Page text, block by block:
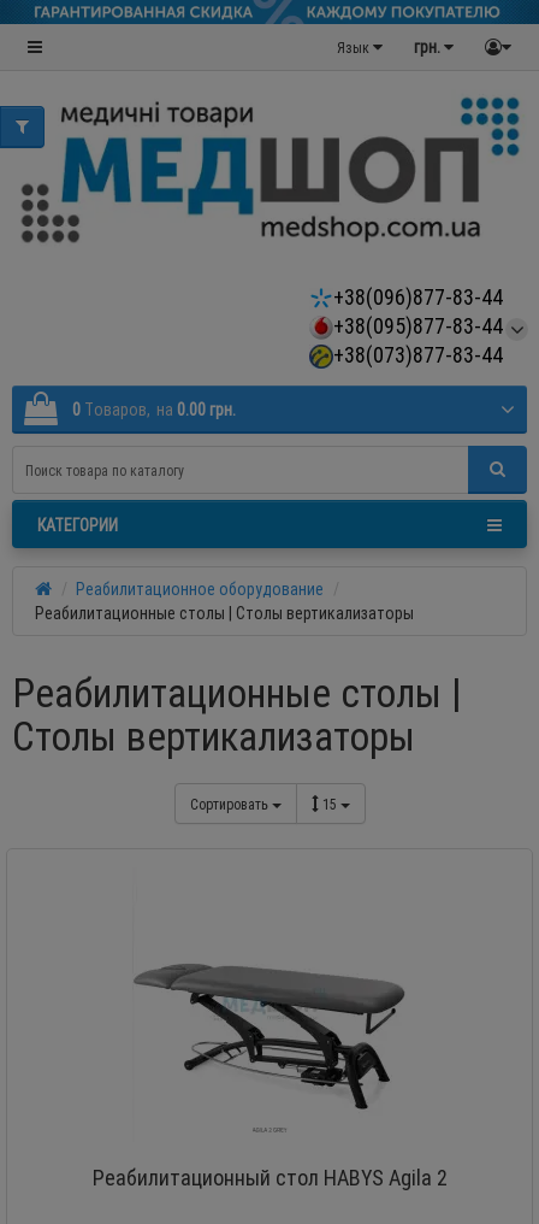
грн.
Язык
+38(096)877-83-44
+38(095)877-83-44
+38(073)877-83-44
0 Tоваров, на 0.00 грн.
КАТЕГОРИИ
Реабилитационное оборудование
Реабилитационные столы | Столы вертикализаторы
Реабилитационные столы |
Столы вертикализаторы
Сортировать 15
Реабилитационный стол HABYS Agila 2